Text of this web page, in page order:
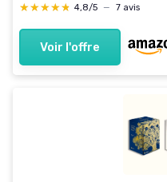
★★★★★
★★★★★ 4,8/5 — 7 avis
Voir l'offre